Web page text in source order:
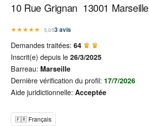
10 Rue Grignan 13001 Marseille
★★★★★ 5,0/53avis
Demandes traitées:64 ♛ ♛
Inscrit(e) depuis le26/3/2025
Barreau: Marseille
Dernière vérification du profil: 17/7/2026
Aide juridictionnelle:Acceptée
🇫🇷 Français